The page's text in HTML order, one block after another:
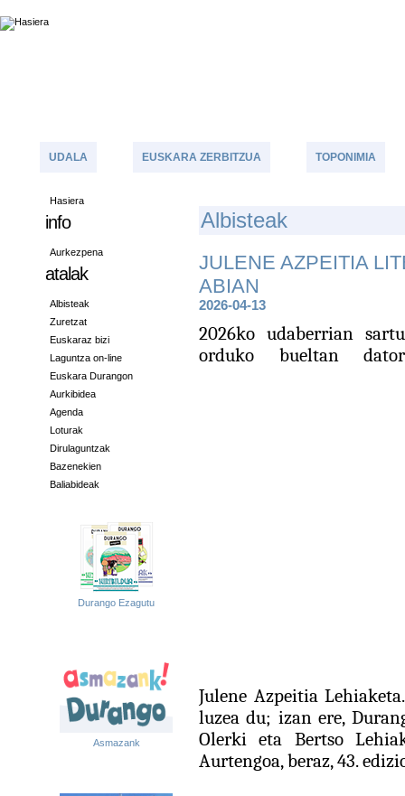
UDALA EUSKARA ZERBITZUA TOPONIMIA
Hasiera
info
Aurkezpena
atalak
Albisteak
Zuretzat
Euskaraz bizi
Laguntza on-line
Euskara Durangon
Aurkibidea
Agenda
Loturak
Dirulaguntzak
Bazenekien
Baliabideak
Durango Ezagutu
Asmazank
ALbisteak
JULENE AZPEITIA
ABIAN
2026-04-13
2026ko udaberrian sartu
orduko bueltan dator
Julene Azpeitia
luzea du; izan ere,
Olerki eta Bertso
Aurtengoa, beraz, 43.